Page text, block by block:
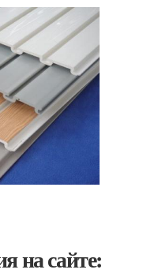
на сайте: